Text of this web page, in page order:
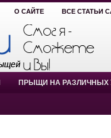
О САЙТЕ ВСЕ СТАТЬИ
ПРЫЩИ НА РАЗЛИЧНЫХ